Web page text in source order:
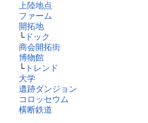
上陸地点
ファーム
開拓地
└ドック
商会開拓街
博物館
└トレンド
大学
遺跡ダンジョン
コロッセウム
横断鉄道